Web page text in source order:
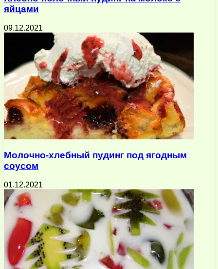
яйцами
09.12.2021
Молочно-хлебный пудинг под ягодным
соусом
01.12.2021